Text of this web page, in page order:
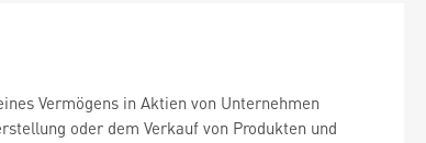
Vermögens in Aktien von Unternehmen
oder dem Verkauf von Produkten und